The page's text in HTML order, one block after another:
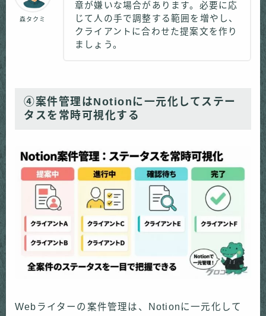
森タクミ
章が嫌いな場合があります。必要に応
じて人の手で調整する範囲を増やし、
クライアントに合わせた提案文を作り
ましょう。
④案件管理はNotionに一元化してステー
タスを常時可視化する
Webライターの案件管理は、Notionに一元化して